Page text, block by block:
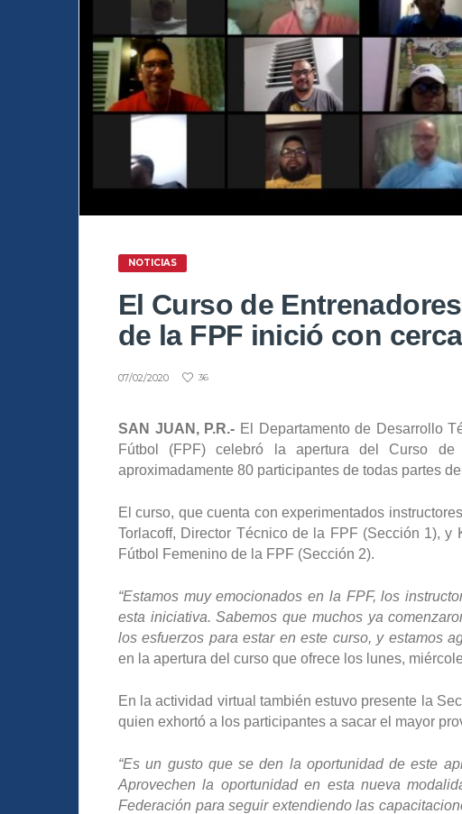
NOTICIAS
El Curso de
de la FPF inició con
07/02/2020 36
SAN JUAN, P.R.- El Departamento de Desarrollo
Fútbol (FPF) celebró la apertura del Curso de
aproximadamente 80 participantes de todas partes
El curso, que cuenta con experimentados
Torlacoff, Director Técnico de la FPF (Sección 1),
Fútbol Femenino de la FPF (Sección 2).
“Estamos muy emocionados en la FPF, los
esta iniciativa. Sabemos que muchos ya
los esfuerzos para estar en este curso, y estamos
en la apertura del curso que ofrece los lunes,
En la actividad virtual también estuvo presente la
quien exhortó a los participantes a sacar el mayor
“Es un gusto que se den la oportunidad de este
Aprovechen la oportunidad en esta nueva
Federación para seguir extendiendo las